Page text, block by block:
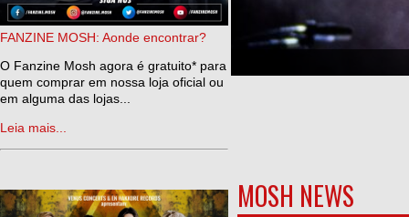
FANZINE MOSH: Aonde encontrar?
O Fanzine Mosh agora é gratuito* para
quem comprar em nossa loja oficial ou
em alguma das lojas...
Leia mais...
MOSH NEWS